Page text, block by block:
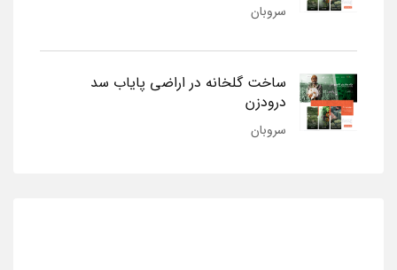
سروبان
ساخت گلخانه در اراضی پایاب سد
درودزن
سروبان